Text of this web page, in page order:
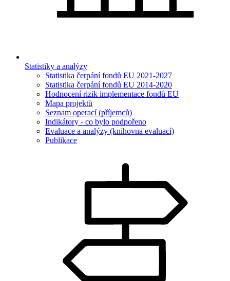
Statistiky a analýzy
Statistika čerpání fondů EU 2021-2027
Statistika čerpání fondů EU 2014-2020
Hodnocení rizik implementace fondů EU
Mapa projektů
Seznam operací (příjemců)
Indikátory - co bylo podpořeno
Evaluace a analýzy (knihovna evaluací)
Publikace